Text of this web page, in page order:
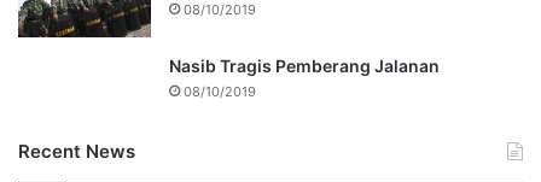
08/10/2019
Nasib Tragis Pemberang Jalanan
08/10/2019
Recent News